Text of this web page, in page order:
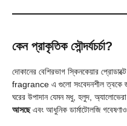
কেন প্রাকৃতিক সৌন্দর্যচর্চা?
দোকানের বেশিরভাগ স্কিনকেয়ার
fragrance এ গুলো সংবেদনশীল ত্বকে
ঘরের উপাদান যেমন মধু, হলুদ,
আসছেএবং আধুনিক ডার্মাটোলজি